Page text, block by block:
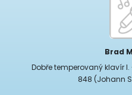
Brad
Dobře temperovaný klavír I.
848 (Johann